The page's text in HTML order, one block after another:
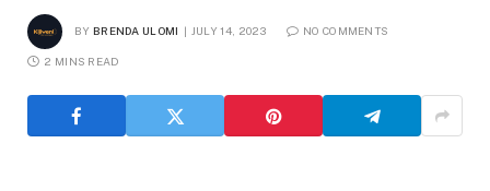
BY BRENDA ULOMI JULY 14, 2023 NO COMMENTS
2 MINS READ